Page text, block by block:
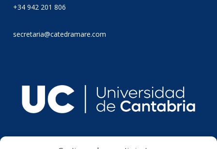
+34 942 201 806
secretaria@catedramare.com